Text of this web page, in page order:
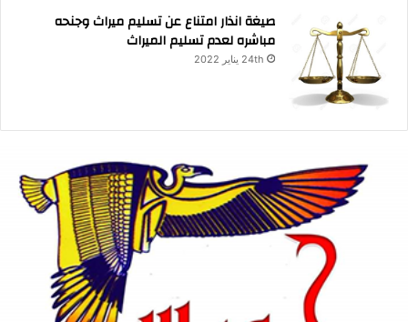
صيغة انذار امتناع عن تسليم ميراث وجنحه
مباشره لعدم تسليم الميراث
24th يناير 2022